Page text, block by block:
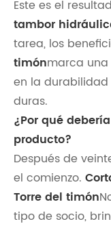
Este es el
tambor
tarea, los
timónmarca
en la durabilidad
duras.
¿Por qué
producto?
Después de
el comienzo.
Torre del timón
tipo de socio,